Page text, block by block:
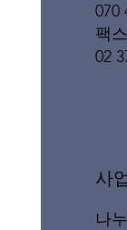
070
팩스
02
사
나